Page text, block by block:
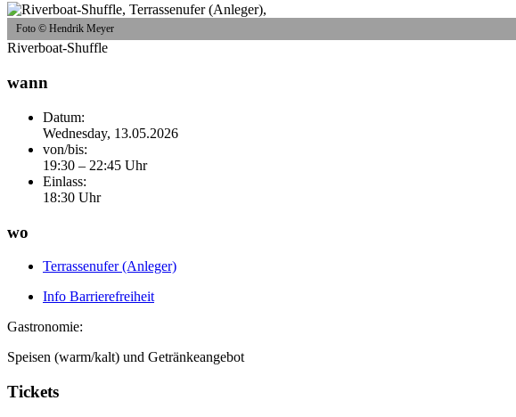
Foto © Hendrik Meyer
Riverboat-Shuffle
wann
Datum:
Wednesday, 13.05.2026
von/bis:
19:30 – 22:45 Uhr
Einlass:
18:30 Uhr
wo
Terrassenufer (Anleger)
Info Barrierefreiheit
Gastronomie:
Speisen (warm/kalt) und Getränkeangebot
Tickets